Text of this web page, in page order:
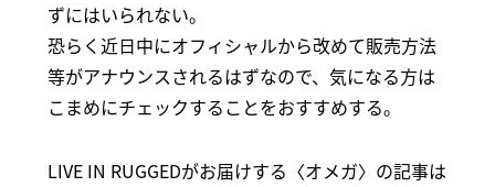
ずにはいられない。
恐らく近日中にオフィシャルから改めて販売方法
等がアナウンスされるはずなので、気になる方は
こまめにチェックすることをおすすめする。
LIVE IN RUGGEDがお届けする〈オメガ〉の記事は